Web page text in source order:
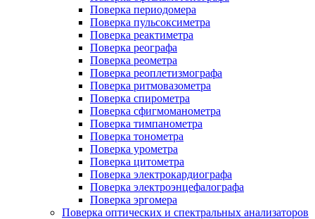
Поверка периодомера
Поверка пульсоксиметра
Поверка реактиметра
Поверка реографа
Поверка реометра
Поверка реоплетизмографа
Поверка ритмовазометра
Поверка спирометра
Поверка сфигмоманометра
Поверка тимпанометра
Поверка тонометра
Поверка урометра
Поверка цитометра
Поверка электрокардиографа
Поверка электроэнцефалографа
Поверка эргомера
Поверка оптических и спектральных анализаторов